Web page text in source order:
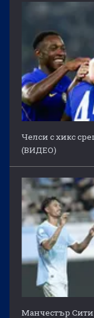
Челси с хикс
(ВИДЕО)
Манчестър Сити